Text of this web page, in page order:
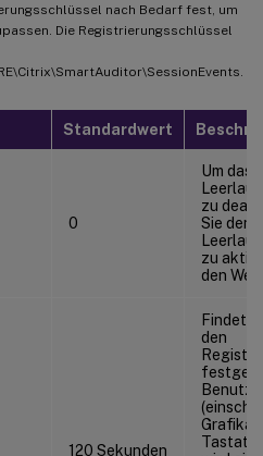
nach Bedarf fest, um
Die Registrierungsschlüssel
Standardwert
0
Um das
zu
Sie den
zu
den
120 Sekunden
Findet
den